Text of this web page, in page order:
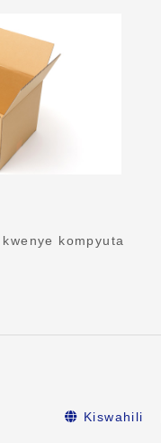
kompyuta
Kiswahili